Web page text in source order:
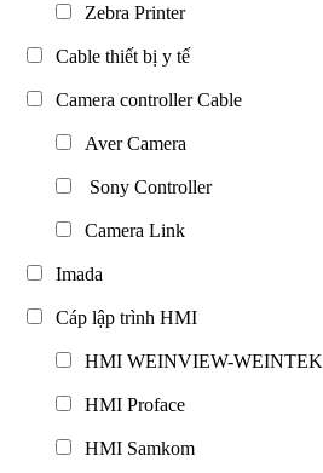
Zebra Printer
Cable thiết bị y tế
Camera controller Cable
Aver Camera
Sony Controller
Camera Link
Imada
Cáp lập trình HMI
HMI WEINVIEW-WEINTEK
HMI Proface
HMI Samkom